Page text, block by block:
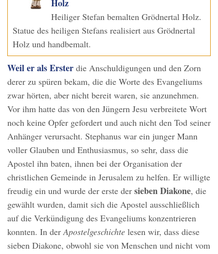
Holz
Heiliger Stefan bemalten Grödnertal Holz.
Statue des heiligen Stefans realisiert aus Grödnertal
Holz und handbemalt.
Weil er als Erster die Anschuldigungen und den Zorn
derer zu spüren bekam, die die Worte des Evangeliums
zwar hörten, aber nicht bereit waren, sie anzunehmen.
Vor ihm hatte das von den Jüngern Jesu verbreitete Wort
noch keine Opfer gefordert und auch nicht den Tod seiner
Anhänger verursacht. Stephanus war ein junger Mann
voller Glauben und Enthusiasmus, so sehr, dass die
Apostel ihn baten, ihnen bei der Organisation der
christlichen Gemeinde in Jerusalem zu helfen. Er willigte
freudig ein und wurde der erste der sieben Diakone, die
gewählt wurden, damit sich die Apostel ausschließlich
auf die Verkündigung des Evangeliums konzentrieren
konnten. In derApostelgeschichte lesen wir, dass diese
sieben Diakone, obwohl sie von Menschen und nicht vom